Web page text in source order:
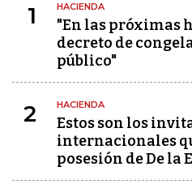
1 HACIENDA
"En las próximas
decreto de
público"
2 HACIENDA
Estos son los
internacionales
posesión de De la